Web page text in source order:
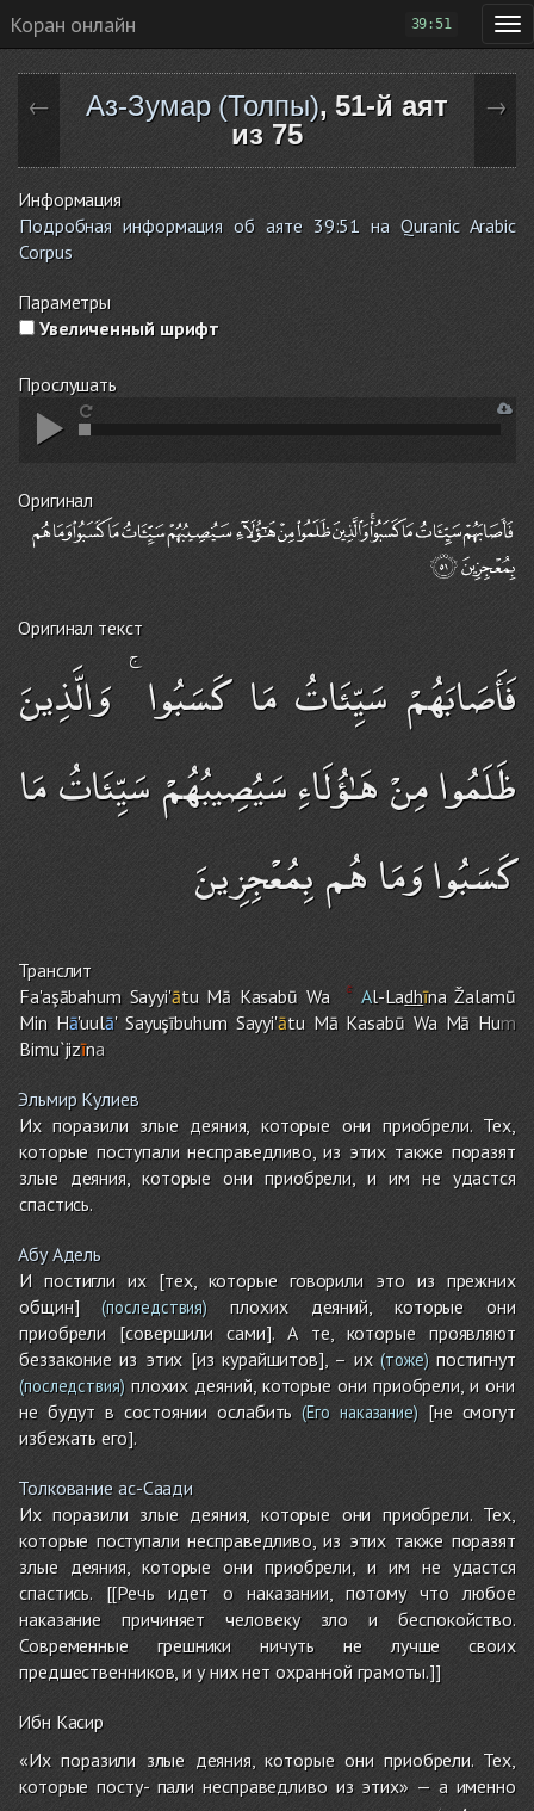
Коран онлайн 39:51
← Аз-Зумар (Толпы), 51-й аят
из 75
→
Информация
Подробная информация об аяте 39:51 на Quranic Arabic
Corpus
Параметры
Увеличенный шрифт
Прослушать
Оригинал
Оригинал текст
فَأَصَابَهُمْ سَيِّئَاتُ مَا كَسَبُوا ۚ وَالَّذِينَ
ظَلَمُوا مِنْ هَـٰؤُلَاءِ سَيُصِيبُهُمْ سَيِّئَاتُ مَا
كَسَبُوا وَمَا هُم بِمُعْجِزِينَ
Транслит
Fa'aşābahumSayyi'ātu Mā Kasabū Wa Al-Ladhīna Žalamū
Min Hā'uulā' SayuşībuhumSayyi'ātu Mā Kasabū Wa Mā Hum
Bimu`jizīna
Эльмир Кулиев
Их поразили злые деяния, которые они приобрели. Тех,
которые поступали несправедливо, из этих также поразят
злые деяния, которые они приобрели, и им не удастся
спастись.
Абу Адель
И постигли их [тех, которые говорили это из прежних
общин](последствия) плохих деяний, которые они
приобрели [совершили сами]. А те, которые проявляют
беззаконие из этих [из курайшитов], – их(тоже)постигнут
(последствия)плохих деяний, которые они приобрели, и они
не будут в состоянии ослабить (Его наказание)[не смогут
избежать его].
Толкование ас-Саади
Их поразили злые деяния, которые они приобрели. Тех,
которые поступали несправедливо, из этих также поразят
злые деяния, которые они приобрели, и им не удастся
спастись. [[Речь идет о наказании, потому что любое
наказание причиняет человеку зло и беспокойство.
Современные грешники ничуть не лучше своих
предшественников, и у них нет охранной грамоты.]]
Ибн Касир
«Их поразили злые деяния, которые они приобрели. Тех,
которые посту- пали несправедливо из этих» — а именно